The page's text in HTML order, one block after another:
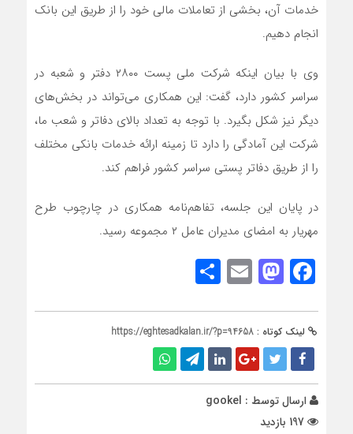
خدمات آن، بخشی از تعاملات مالی خود را از طریق این بانک
انجام دهیم.
وی با بیان اینکه شرکت ملی پست ۲۸۰۰ دفتر و شعبه در
سراسر کشور دارد، گفت: این همکاری می‌تواند در بخش‌های
دیگر نیز شکل بگیرد. با توجه به تعداد بالای دفاتر و شعب ما،
شرکت این آمادگی را دارد تا زمینه ارائه خدمات بانکی مختلف
را از طریق دفاتر پستی سراسر کشور فراهم کند.
در پایان این جلسه، تفاهم‌نامه همکاری در چارچوب طرح
مهریار به امضای مدیران عامل ۲ مجموعه رسید.
Facebook
Mastodon
Email
لینک کوتاه : https://eghtesadkalan.ir/?p=94658
ارسال توسط : gookel